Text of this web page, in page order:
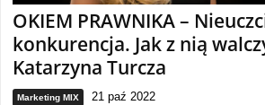
OKIEM PRAWNIKA –
konkurencja. Jak z nią
Katarzyna Turcza
Marketing MIX 21 paź 2022